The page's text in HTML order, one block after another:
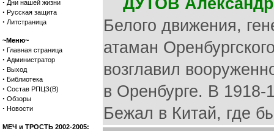
· Дни нашей жизни
· Русская защита
· Литстраница
~Меню~
· Главная страница
· Администратор
· Выход
· Библиотека
· Состав РПЦЗ(В)
· Обзоры
· Новости
МЕЧ и ТРОСТЬ 2002-2005:
ДУТОВ
Белого движения,
атаман
возглавил
в Оренбурге. В 1918-
Бежал в Китай, где